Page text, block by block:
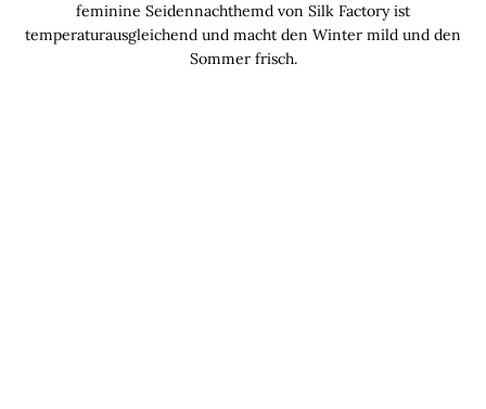
feminine Seidennachthemd von Silk Factory ist
temperaturausgleichend und macht den Winter mild und den
Sommer frisch.